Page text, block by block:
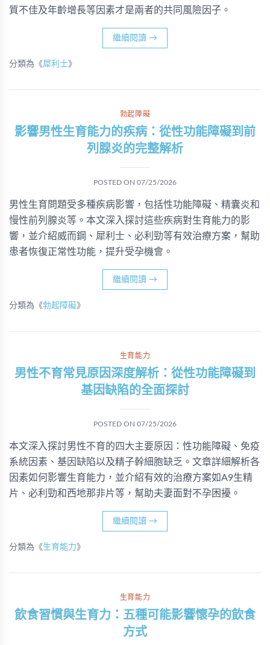
質不佳及年齡增長等因素才是兩者的共同風險因子。
繼續閱讀 →
分類為《犀利士》
勃起障礙
影響男性生育能力的疾病：從性功能障礙到前
列腺炎的完整解析
POSTED ON 07/25/2026
男性生育問題受多種疾病影響，包括性功能障礙、精囊炎和
慢性前列腺炎等。本文深入探討這些疾病對生育能力的影
響，並介紹威而鋼、犀利士、必利勁等有效治療方案，幫助
患者恢復正常性功能，提升受孕機會。
繼續閱讀 →
分類為《勃起障礙》
生育能力
男性不育常見原因深度解析：從性功能障礙到
基因缺陷的全面探討
POSTED ON 07/25/2026
本文深入探討男性不育的四大主要原因：性功能障礙、免疫
系統因素、基因缺陷以及精子幹細胞缺乏。文章詳細解析各
因素如何影響生育能力，並介紹有效的治療方案如A9生精
片、必利勁和西地那非片等，幫助夫妻面對不孕困擾。
繼續閱讀 →
分類為《生育能力》
生育能力
飲食習慣與生育力：五種可能影響懷孕的飲食
方式